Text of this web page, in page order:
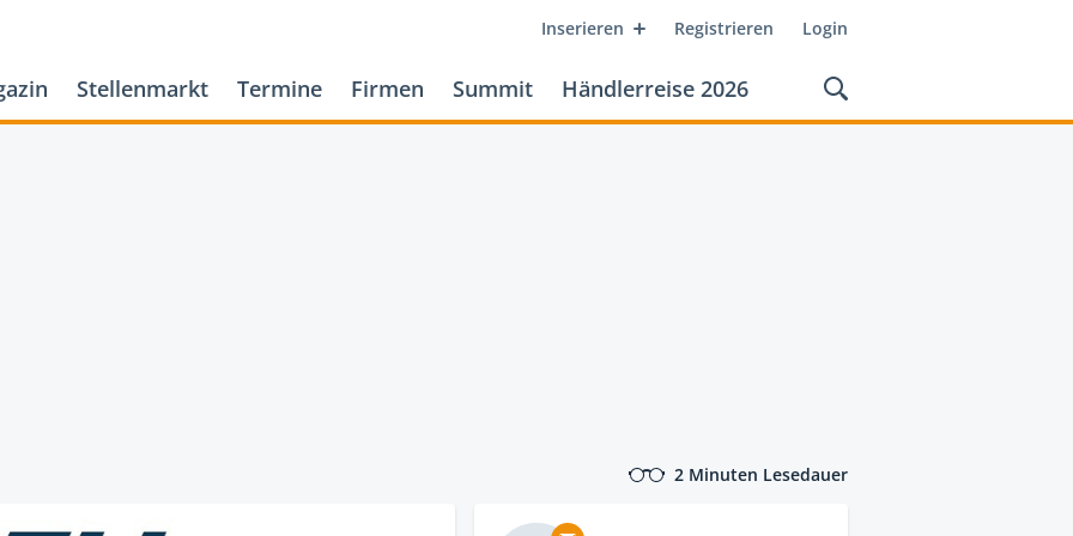
Inserieren Registrieren Login
Stellenmarkt Termine Firmen Summit Händlerreise 2026
2 Minuten Lesedauer